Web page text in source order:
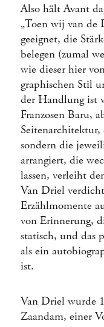
Also hält Avant
„Toen wij van de
geeignet, die
belegen (zumal
wie dieser hier
graphischen Stil
der Handlung ist
Franzosen Baru,
Seitenarchitektur,
sondern die
arrangiert, die
lassen, verleiht
Van Driel
Erzählmomente
von Erinnerung,
statisch, und das
als ein
ist.
Van Driel wurde
Zaandam, einer